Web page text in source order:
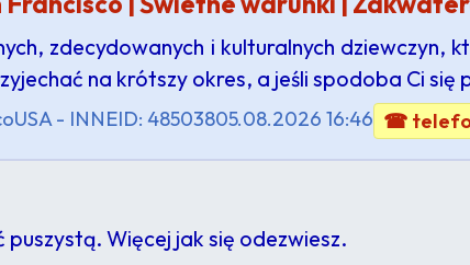
zdecydowanych i kulturalnych dziewczyn,
na krótszy okres, a jeśli spodoba Ci
USA - INNEID: 48503805.08.2026 16:46 ☎
Więcej jak się odezwiesz.